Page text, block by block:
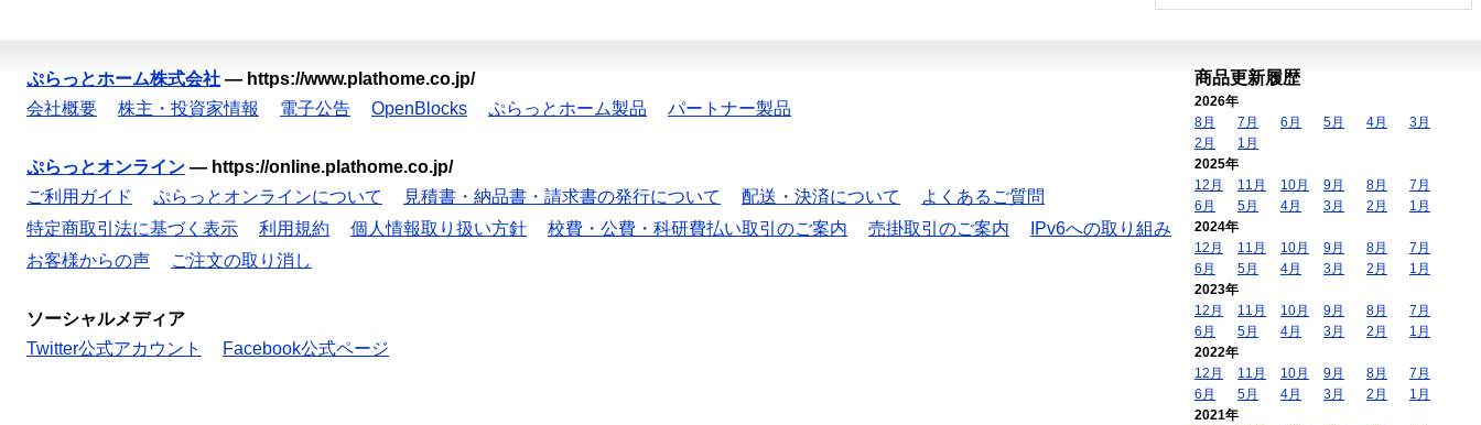
ぷらっとホーム株式会社 — https://www.plathome.co.jp/
会社概要
株主・投資家情報 電子公告 OpenBlocks ぷらっとホーム製品 パートナー製品
ぷらっとオンライン — https://online.plathome.co.jp/
ご利用ガイド
ぷらっとオンラインについて 見積書・納品書・請求書の発行について 配送・決済について
よくあるご質問
特定商取引法に基づく表示
利用規約 個人情報取り扱い方針 校費・公費・科研費払い取引のご案内 売掛取引のご案内
IPv6への取り組み
お客様からの声
ご注文の取り消し
ソーシャルメディア
Twitter公式アカウント
Facebook公式ページ
商品更新履歴
2026年
8月
7月 6月 5月 4月
3月
2月
1月
2025年
12月
11月 10月 9月 8月
7月
6月
5月 4月 3月 2月
1月
2024年
12月
11月 10月 9月 8月
7月
6月
5月 4月 3月 2月
1月
2023年
12月
11月 10月 9月 8月
7月
6月
5月 4月 3月 2月
1月
2022年
12月
11月 10月 9月 8月
7月
6月
5月 4月 3月 2月
1月
2021年